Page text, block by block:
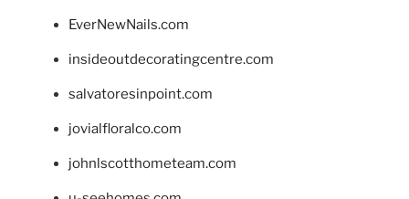
EverNewNails.com
insideoutdecoratingcentre.com
salvatoresinpoint.com
jovialfloralco.com
johnlscotthometeam.com